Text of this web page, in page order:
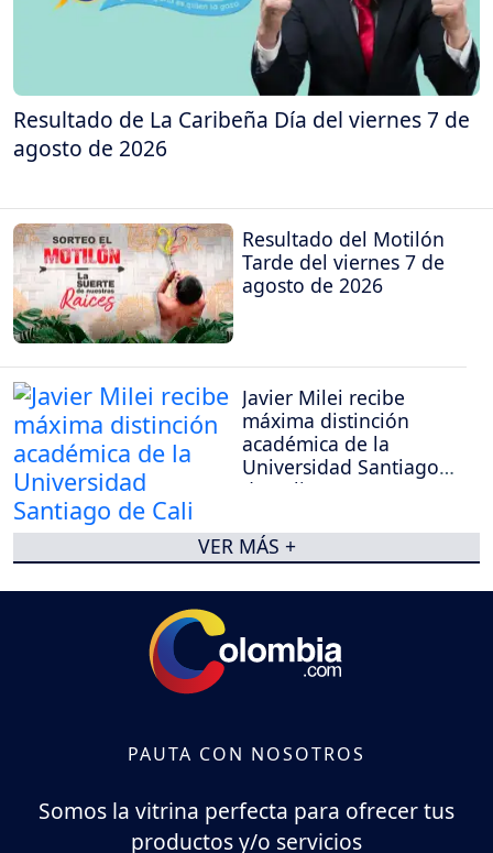
Resultado de La Caribeña Día del viernes 7 de
agosto de 2026
Resultado del Motilón
Tarde del viernes 7 de
agosto de 2026
Javier Milei recibe
máxima distinción
académica de la
Universidad Santiago
de Cali
VER MÁS +
PAUTA CON NOSOTROS
Somos la vitrina perfecta para ofrecer tus
productos y/o servicios